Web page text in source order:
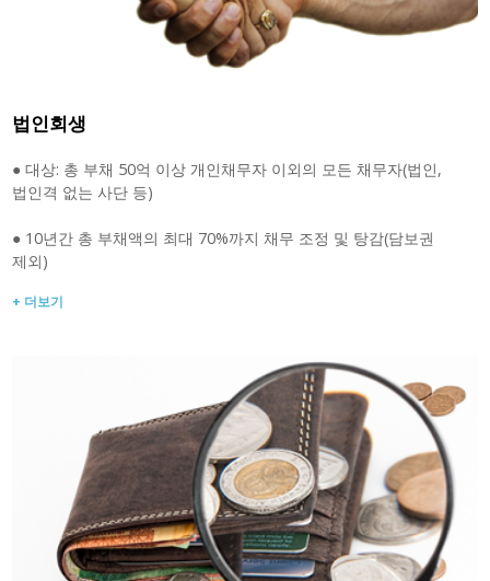
법인회생
● 대상: 총 부채 50억 이상 개인채무자 이외의 모든 채무자(법인,
법인격 없는 사단 등)
● 10년간 총 부채액의 최대 70%까지 채무 조정 및 탕감(담보권
제외)
+ 더보기